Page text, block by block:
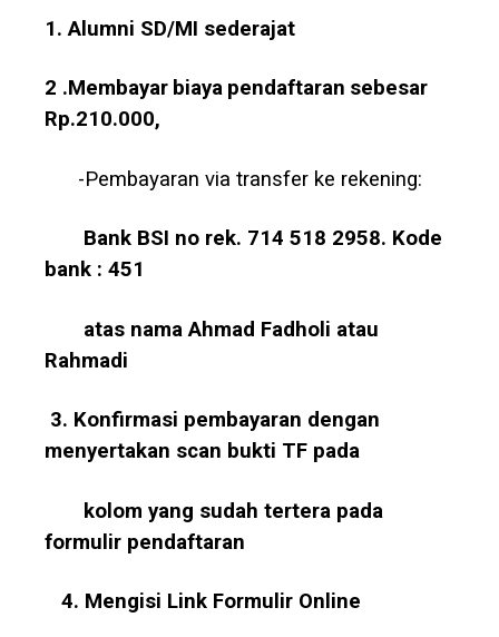
1. Alumni SD/MI sederajat
2 .Membayar biaya pendaftaran sebesar
Rp.210.000,
-Pembayaran via transfer ke rekening:
Bank BSI no rek. 714 518 2958. Kode
bank : 451
atas namaAhmad Fadholi atau
Rahmadi
3. Konfirmasi pembayaran dengan
menyertakan scan bukti TF pada
kolom yang sudah tertera pada
formulir pendaftaran
4. Mengisi Link Formulir Online